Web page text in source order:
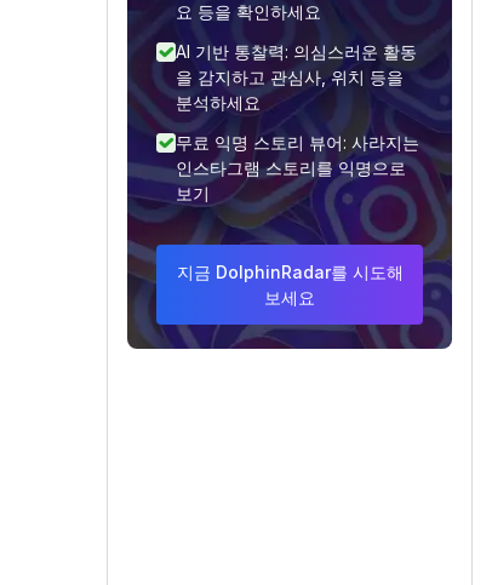
요 등을 확인하세요
AI 기반 통찰력: 의심스러운 활동
을 감지하고 관심사, 위치 등을
분석하세요
무료 익명 스토리 뷰어: 사라지는
인스타그램 스토리를 익명으로
보기
지금 DolphinRadar를 시도해
보세요